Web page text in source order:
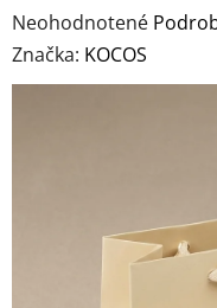
Priemerné
hodnotenie
produktu
hviezdičiek.
Neohodnotené
Značka: KOCOS